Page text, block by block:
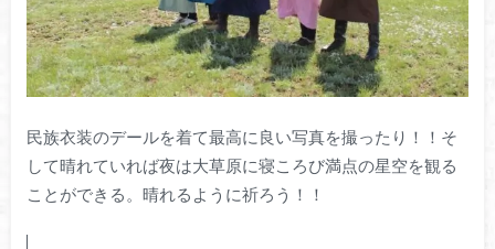
民族衣装のデールを着て最高に良い写真を撮ったり！！そ
して晴れていれば夜は大草原に寝ころび満点の星空を観る
ことができる。晴れるように祈ろう！！